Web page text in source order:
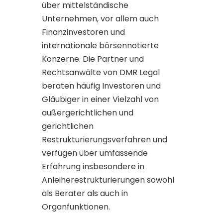
über mittelständische
Unternehmen, vor allem auch
Finanzinvestoren und
internationale börsennotierte
Konzerne. Die Partner und
Rechtsanwälte von DMR Legal
beraten häufig Investoren und
Gläubiger in einer Vielzahl von
außergerichtlichen und
gerichtlichen
Restrukturierungsverfahren und
verfügen über umfassende
Erfahrung insbesondere in
Anleiherestrukturierungen sowohl
als Berater als auch in
Organfunktionen.